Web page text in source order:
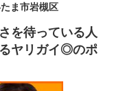
ま市岩槻区
を待っている人
ヤリガイ◎のポ